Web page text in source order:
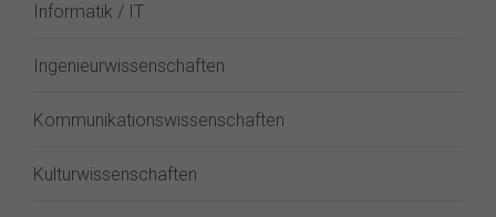
Informatik / IT
Ingenieurwissenschaften
Kommunikationswissenschaften
Kulturwissenschaften